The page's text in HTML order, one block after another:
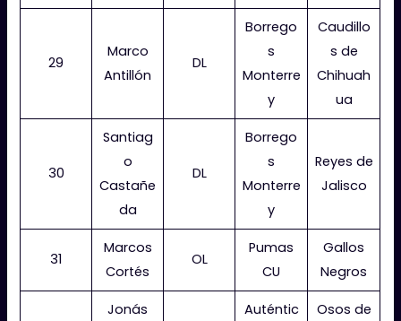
29
Marco
Antillón
DL
Borrego
s
Monterre
y
Caudillo
s de
Chihuah
ua
30
Santiag
o
Castañe
da
DL
Borrego
s
Monterre
y
Reyes de
Jalisco
31
Marcos
Cortés
OL
Pumas
CU
Gallos
Negros
Jonás
Auténtic
Osos de